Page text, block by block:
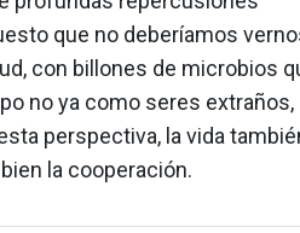
que no deberíamos
con billones de microbios
no ya como seres extraños,
perspectiva, la vida
la cooperación.